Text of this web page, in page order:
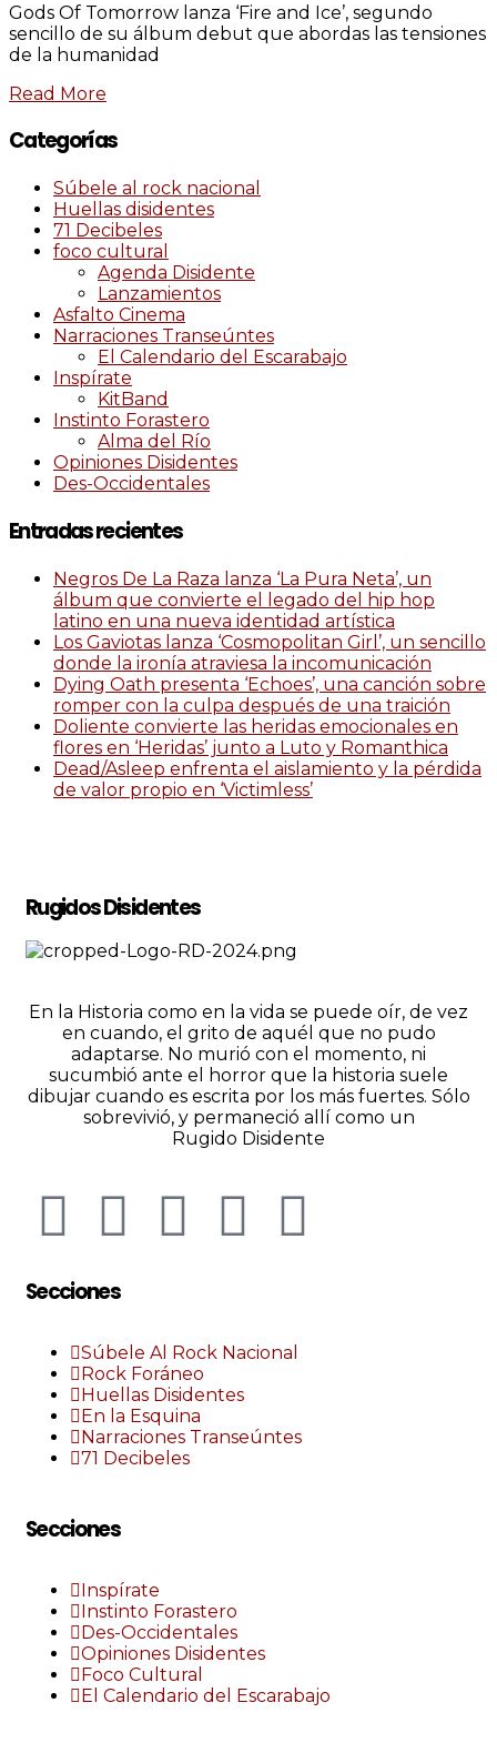
Gods Of Tomorrow lanza ‘Fire and Ice’, segundo
sencillo de su álbum debut que abordas las tensiones
de la humanidad
Read More
Categorías
Súbele al rock nacional
Huellas disidentes
71 Decibeles
foco cultural
Agenda Disidente
Lanzamientos
Asfalto Cinema
Narraciones Transeúntes
El Calendario del Escarabajo
Inspírate
KitBand
Instinto Forastero
Alma del Río
Opiniones Disidentes
Des-Occidentales
Entradas recientes
Negros De La Raza lanza ‘La Pura Neta’, un
álbum que convierte el legado del hip hop
latino en una nueva identidad artística
Los Gaviotas lanza ‘Cosmopolitan Girl’, un sencillo
donde la ironía atraviesa la incomunicación
Dying Oath presenta ‘Echoes’, una canción sobre
romper con la culpa después de una traición
Doliente convierte las heridas emocionales en
flores en ‘Heridas’ junto a Luto y Romanthica
Dead/Asleep enfrenta el aislamiento y la pérdida
de valor propio en ‘Victimless’
Rugidos Disidentes
En la Historia como en la vida se puede oír, de vez
en cuando, el grito de aquél que no pudo
adaptarse. No murió con el momento, ni
sucumbió ante el horror que la historia suele
dibujar cuando es escrita por los más fuertes. Sólo
sobrevivió, y permaneció allí como un
Rugido Disidente
Secciones
Súbele Al Rock Nacional
Rock Foráneo
Huellas Disidentes
En la Esquina
Narraciones Transeúntes
71 Decibeles
Secciones
Inspírate
Instinto Forastero
Des-Occidentales
Opiniones Disidentes
Foco Cultural
El Calendario del Escarabajo